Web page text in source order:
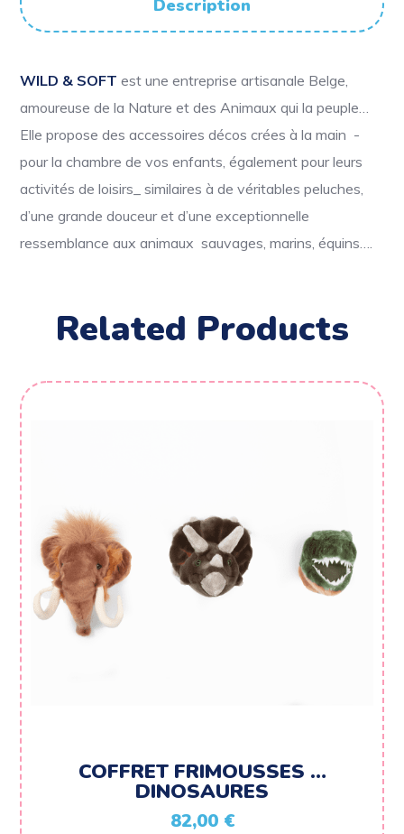
Description
WILD & SOFT est une entreprise artisanale Belge,
amoureuse de la Nature et des Animaux qui la peuple…
Elle propose des accessoires décos crées à la main -
pour la chambre de vos enfants, également pour leurs
activités de loisirs_ similaires à de véritables peluches,
d’une grande douceur et d’une exceptionnelle
ressemblance aux animaux sauvages, marins, équins….
Related Products
COFFRET FRIMOUSSES …
DINOSAURES
82,00 €